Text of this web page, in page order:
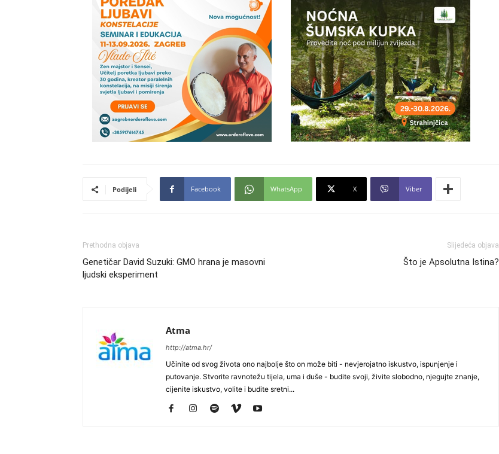
Podijeli Facebook WhatsApp X Viber
Prethodna objava
Genetičar David Suzuki: GMO hrana je masovni
ljudski eksperiment
Slijedeća objava
Što je Apsolutna Istina?
Atma
http://atma.hr/
Učinite od svog života ono najbolje što on može biti - nevjerojatno iskustvo, ispunjenje i
putovanje. Stvorite ravnotežu tijela, uma i duše - budite svoji, živite slobodno, njegujte znanje,
cijenite iskustvo, volite i budite sretni...